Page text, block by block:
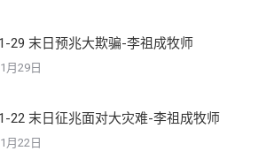
29 末日预兆大欺骗-李祖成牧师
月29日
22 末日征兆面对大灾难-李祖成牧师
月22日